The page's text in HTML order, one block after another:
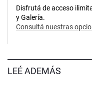
Disfrutá de acceso
y Galería.
Consultá nuestras
LEÉ ADEMÁS